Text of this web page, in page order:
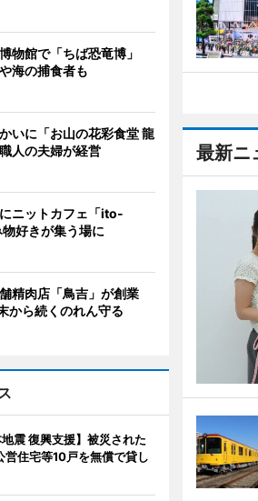
最新ニ
物館で「ちば恐竜博」
海の捕食者も
いに「お山の花彩食堂 龍
人の夫婦が経営
ニットカフェ「ito-
好きが集う場に
精肉店「鳥吉」が創業
ら続くのれん守る
地震 復興支援】被災された
営住宅等10戸を無償で貸し